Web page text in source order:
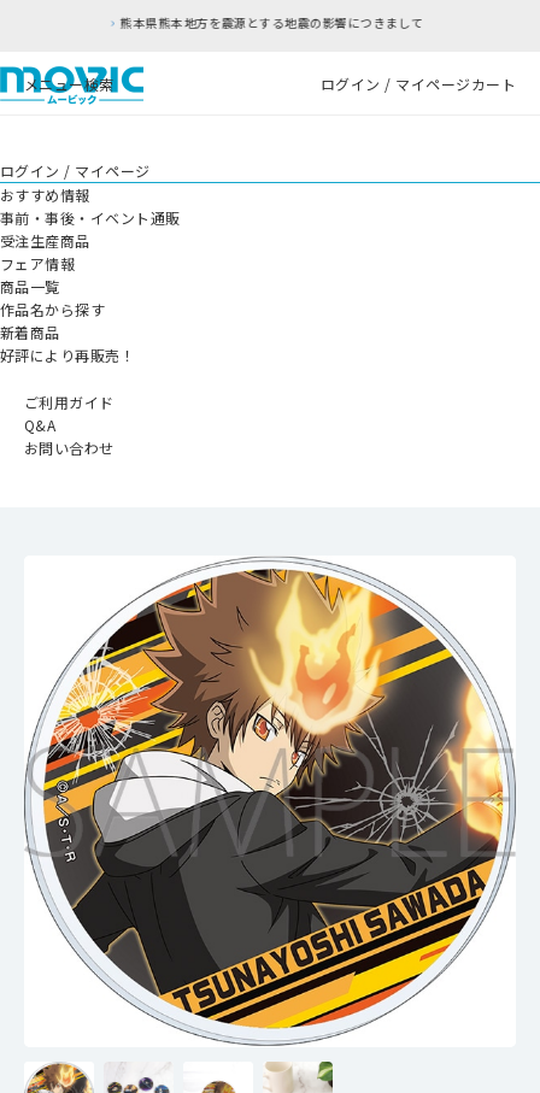
を震源とする地震の影響につきまして
メニュー検索 ログイン / マイページカート
ログイン / マイページ
おすすめ情報
事前・事後・イベント通販
受注生産商品
フェア情報
商品一覧
作品名から探す
新着商品
好評により再販売！
ご利用ガイド
Q&A
お問い合わせ